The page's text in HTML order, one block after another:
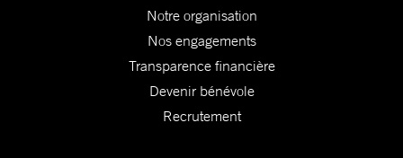
Notre organisation
Nos engagements
Transparence financière
Devenir bénévole
Recrutement